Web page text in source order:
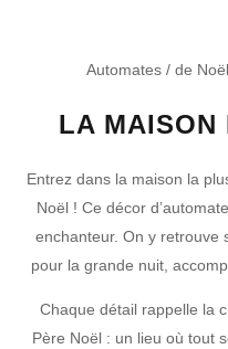
Automates / de Noël
LA MAISON
Entrez dans la maison la
Noël ! Ce décor
enchanteur. On y retrouve
pour la grande nuit,
Chaque détail rappelle la
Père Noël : un lieu où tout